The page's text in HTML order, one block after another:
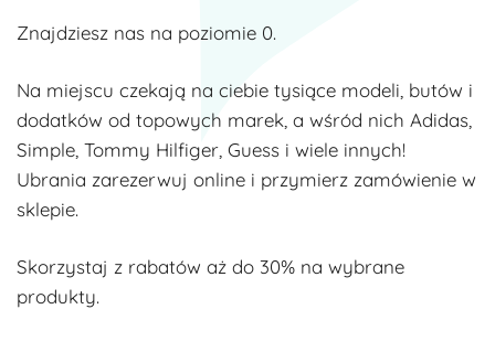
Znajdziesz nas na poziomie 0.
Na miejscu czekają na ciebie tysiące modeli, butów i
dodatków od topowych marek, a wśród nich Adidas,
Simple, Tommy Hilfiger, Guess i wiele innych!
Ubrania zarezerwuj online i przymierz zamówienie w
sklepie.
Skorzystaj z rabatów aż do 30% na wybrane
produkty.